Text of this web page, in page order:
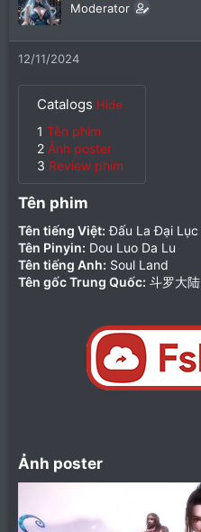
Moderator
12/11/2024
Catalogs Hide
1 Tên phim
2 Ảnh poster
3 Review phim
Tên phim​
Tên tiếng Việt: Đấu La Đại Lục
Tên Pinyin: Dou Luo Da Lu
Tên tiếng Anh: Soul Land
Tên gốc Trung Quốc: 斗罗大陆
Ảnh poster​